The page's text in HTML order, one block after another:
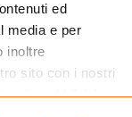
ed
media e per
inoltre
sito con i nostri
web, pubblicità e
regolarmente
online di